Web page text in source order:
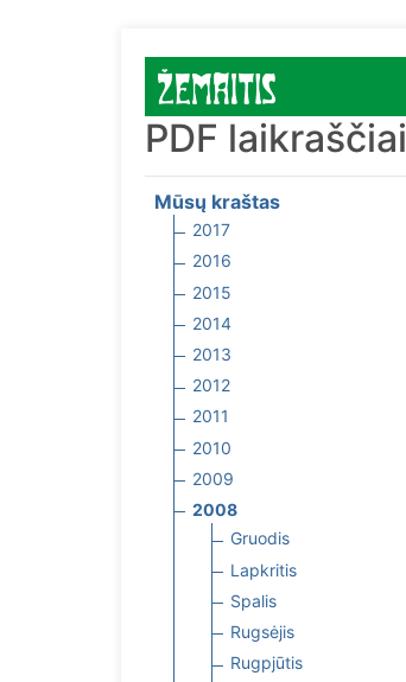
PDF laikraščiai
Mūsų kraštas
2017
2016
2015
2014
2013
2012
2011
2010
2009
2008
Gruodis
Lapkritis
Spalis
Rugsėjis
Rugpjūtis